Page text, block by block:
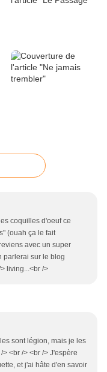
coquilles d'oeuf ce
(ouah ça le fait
avec un super
parlerai sur le blog
living...<br />
sont légion, mais je les
<br /> <br /> J'espère
et j'ai hâte d'en savoir